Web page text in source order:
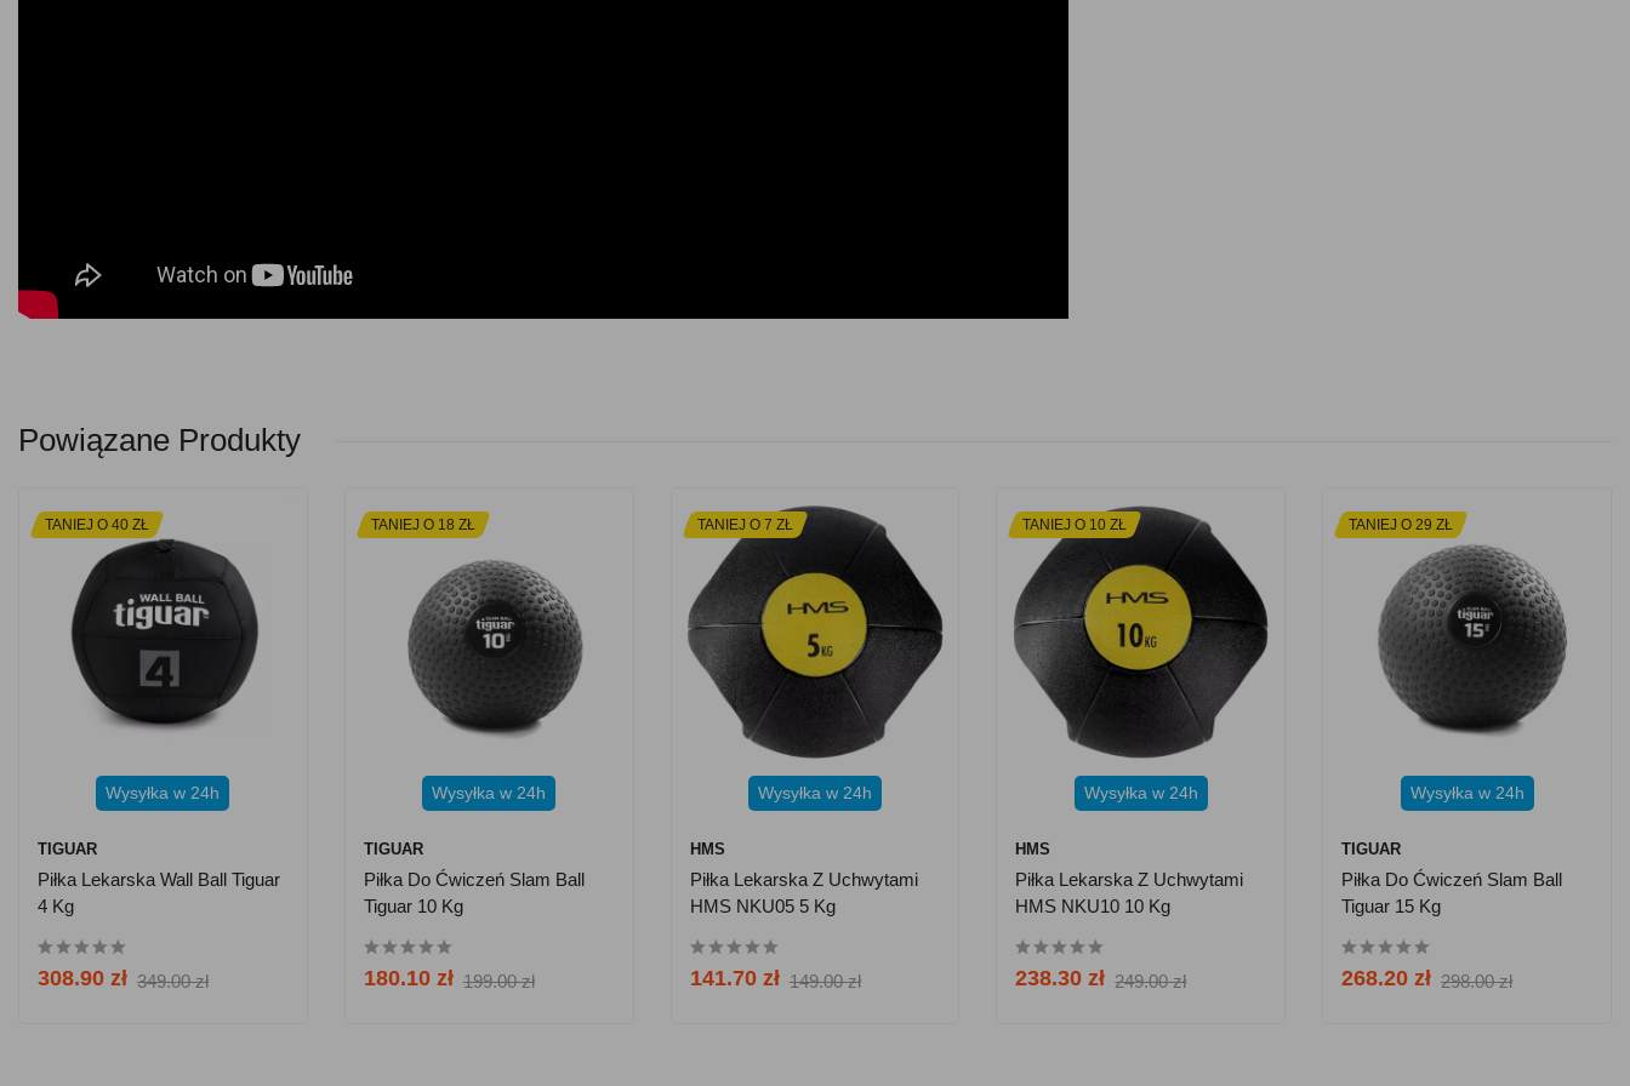
Powiązane Produkty
TANIEJ O 40 ZŁ
Wysyłka w 24h
TIGUAR
Piłka Lekarska Wall Ball Tiguar
4 Kg
308.90 zł 349.00 zł
TANIEJ O 18 ZŁ
Wysyłka w 24h
TIGUAR
Piłka Do Ćwiczeń Slam Ball
Tiguar 10 Kg
180.10 zł 199.00 zł
TANIEJ O 7 ZŁ
Wysyłka w 24h
HMS
Piłka Lekarska Z Uchwytami
HMS NKU05 5 Kg
141.70 zł 149.00 zł
TANIEJ O 10 ZŁ
Wysyłka w 24h
HMS
Piłka Lekarska Z Uchwytami
HMS NKU10 10 Kg
238.30 zł 249.00 zł
TANIEJ O 29 ZŁ
Wysyłka w 24h
TIGUAR
Piłka Do Ćwiczeń Slam Ball
Tiguar 15 Kg
268.20 zł 298.00 zł